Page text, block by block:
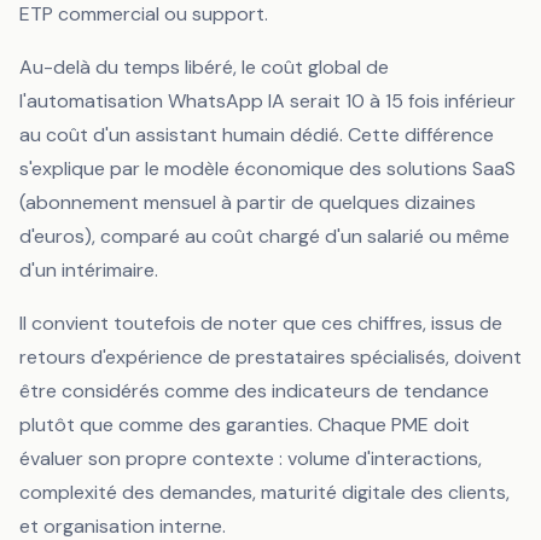
ETP commercial ou support.
Au-delà du temps libéré, le coût global de
l'automatisation WhatsApp IA serait 10 à 15 fois inférieur
au coût d'un assistant humain dédié. Cette différence
s'explique par le modèle économique des solutions SaaS
(abonnement mensuel à partir de quelques dizaines
d'euros), comparé au coût chargé d'un salarié ou même
d'un intérimaire.
Il convient toutefois de noter que ces chiffres, issus de
retours d'expérience de prestataires spécialisés, doivent
être considérés comme des indicateurs de tendance
plutôt que comme des garanties. Chaque PME doit
évaluer son propre contexte : volume d'interactions,
complexité des demandes, maturité digitale des clients,
et organisation interne.